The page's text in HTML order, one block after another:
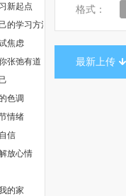
新起点
的学习方法
焦虑
张弛有道
色调
情绪
信
放心情
的家
格式：
最新上传